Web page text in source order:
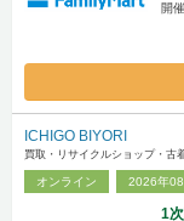
開
ICHIGO BIYORI
買取・リサイクルショップ・古
オンライン 2026年
1